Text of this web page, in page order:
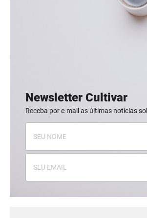
Newsletter Cultivar
Receba por e-mail as últimas notícias